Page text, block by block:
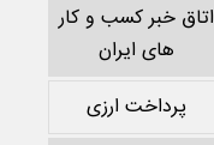
اتاق خبر کسب و کار
های ایران
پرداخت ارزی